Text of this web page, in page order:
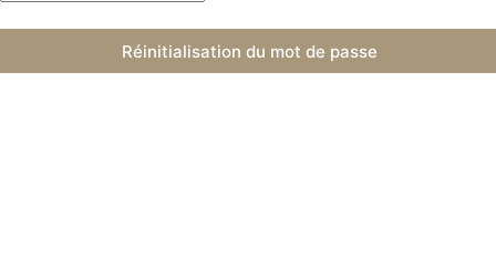
Réinitialisation du mot de passe